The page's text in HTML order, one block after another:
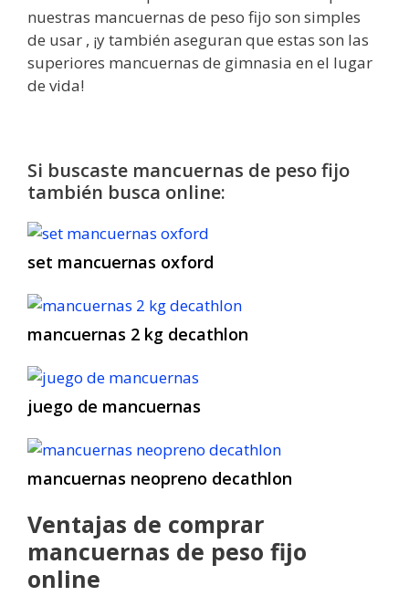
nuestras mancuernas de peso fijo son simples
de usar , ¡y también aseguran que estas son las
superiores mancuernas de gimnasia en el lugar
de vida!
Si buscaste mancuernas de peso fijo
también busca online:
set mancuernas oxford
mancuernas 2 kg decathlon
juego de mancuernas
mancuernas neopreno decathlon
Ventajas de comprar
mancuernas de peso fijo
online